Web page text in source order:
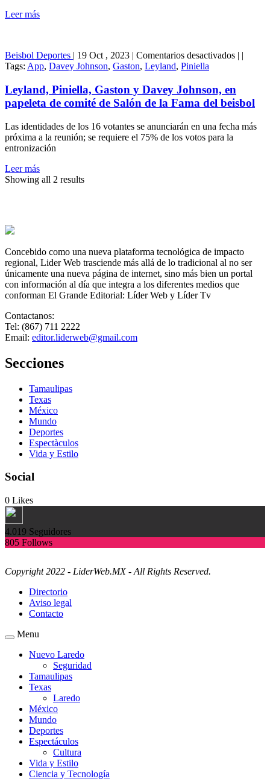
Leer más
Beisbol Deportes | 19 Oct , 2023 | Comentarios desactivadosen
Gaston
y
Davey
Johnson,
en
| |
Tags: App, Davey Johnson, Gaston, Leyland, Piniella
Leyland, Piniella, Gaston y Davey Johnson, en
papeleta de comité de Salón de la Fama del beisbol
Las identidades de los 16 votantes se anunciarán en una fecha más
próxima a la reunión; se requiere el 75% de los votos para la
entronización
Leer más
Showing all 2 results
Concebido como una nueva plataforma tecnológica de impacto
regional, Lider Web trasciende más allá de lo tradicional al no ser
únicamente una nueva página de internet, sino más bien un portal
con información al día que integra a los diferentes medios que
conforman El Grande Editorial: Líder Web y Líder Tv
Contactanos:
Tel: (867) 711 2222
Email: editor.liderweb@gmail.com
Secciones
Tamaulipas
Texas
México
Mundo
Deportes
Espectàculos
Vida y Estilo
Social
0 Likes
4.019 Seguidores
805 Follows
Copyright 2022 - LiderWeb.MX - All Rights Reserved.
Directorio
Aviso legal
Contacto
Menu
Nuevo Laredo
Seguridad
Tamaulipas
Texas
Laredo
México
Mundo
Deportes
Espectáculos
Cultura
Vida y Estilo
Ciencia y Tecnología